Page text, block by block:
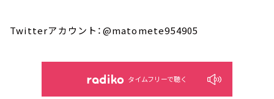
Twitterアカウント：@matomete954905
タイムフリーで聴く